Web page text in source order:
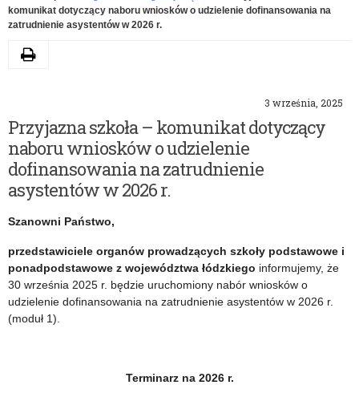
komunikat dotyczący naboru wniosków o udzielenie dofinansowania na
zatrudnienie asystentów w 2026 r.
3 września, 2025
Przyjazna szkoła – komunikat dotyczący
naboru wniosków o udzielenie
dofinansowania na zatrudnienie
asystentów w 2026 r.
Szanowni Państwo,
przedstawiciele organów prowadzących szkoły podstawowe i
ponadpodstawowe z województwa łódzkiego informujemy, że
30 września 2025 r. będzie uruchomiony nabór wniosków o
udzielenie dofinansowania na zatrudnienie asystentów w 2026 r.
(moduł 1).
Terminarz na 2026 r.
Drukuj